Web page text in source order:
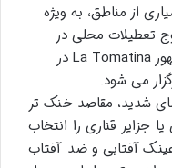
از مناطق، به ویژه
تعطیلات محلی در
اسپانیا نیز هست. فستیوال مشهور La Tomatina در
می شود.
شدید، مقاصد خنک تر
جزایر قناری را انتخاب
آفتابی و ضد آفتاب